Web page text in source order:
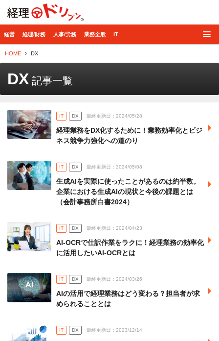
経営 経理/財務 人事/労務 業務全般 IT
HOME DX
DX 記事一覧
IT DX 最終更新日：2024/05/28
経理業務をDX化するために！業務効率化とビジ
ネス競争力強化への道のり
IT DX 最終更新日：2024/05/08
生成AIを実際に使ったことがあるのは約半数。
企業における生成AIの現状と今後の課題とは
（会計事務所白書2024）
IT DX 最終更新日：2024/04/23
AI-OCRで仕訳作業をラクに！経理業務の効率化
に活用したいAI-OCRとは
IT DX 最終更新日：2024/03/26
AIの活用で経理業務はどう変わる？担当者が求
められることとは
IT DX 最終更新日：2023/12/14